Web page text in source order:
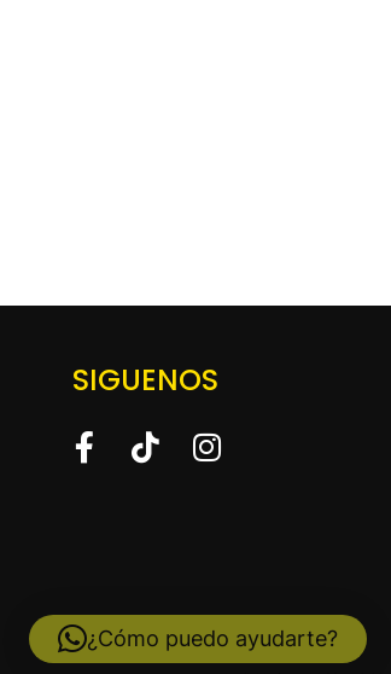
SIGUENOS
¿Cómo puedo ayudarte?